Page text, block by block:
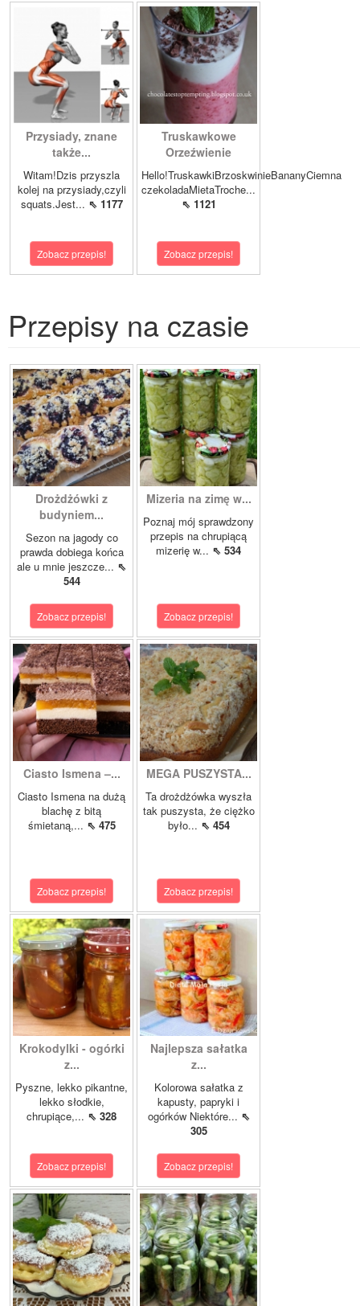
Przysiady, znane
także...
Witam!Dzis przyszla
kolej na przysiady,czyli
squats.Jest... ⇖ 1177
Zobacz przepis!
Truskawkowe
Orzeźwienie
Hello!TruskawkiBrzoskwinieBananyCiemna
czekoladaMietaTroche...
⇖ 1121
Zobacz przepis!
Przepisy na czasie
Drożdżówki z
budyniem...
Sezon na jagody co
prawda dobiega końca
ale u mnie jeszcze... ⇖
544
Zobacz przepis!
Mizeria na zimę w...
Poznaj mój sprawdzony
przepis na chrupiącą
mizerię w... ⇖ 534
Zobacz przepis!
Ciasto Ismena –...
Ciasto Ismena na dużą
blachę z bitą
śmietaną,... ⇖ 475
Zobacz przepis!
MEGA PUSZYSTA...
Ta drożdżówka wyszła
tak puszysta, że ciężko
było... ⇖ 454
Zobacz przepis!
Krokodylki - ogórki
z...
Pyszne, lekko pikantne,
lekko słodkie,
chrupiące,... ⇖ 328
Zobacz przepis!
Najlepsza sałatka
z...
Kolorowa sałatka z
kapusty, papryki i
ogórków Niektóre... ⇖
305
Zobacz przepis!